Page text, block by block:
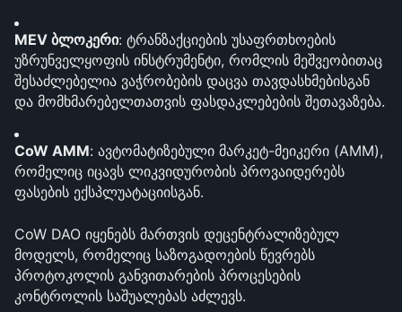
MEV ბლოკერი: ტრანზაქციების უსაფრთხოების
უზრუნველყოფის ინსტრუმენტი, რომლის მეშვეობითაც
შესაძლებელია ვაჭრობების დაცვა თავდასხმებისგან
და მომხმარებელთათვის ფასდაკლებების შეთავაზება.
CoW AMM: ავტომატიზებული მარკეტ-მეიკერი (AMM),
რომელიც იცავს ლიკვიდურობის პროვაიდერებს
ფასების ექსპლუატაციისგან.
CoW DAO იყენებს მართვის დეცენტრალიზებულ
მოდელს, რომელიც საზოგადოების წევრებს
პროტოკოლის განვითარების პროცესების
კონტროლის საშუალებას აძლევს.